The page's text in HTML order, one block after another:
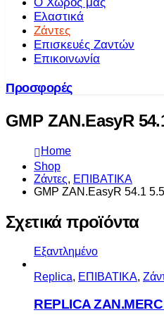
Ελαστικά
Ζάντες
Επισκευές Ζαντών
Επικοινωνία
Προσφορές
GMP ZAN.EasyR
Home
Shop
Ζάντες, ΕΠΙΒΑΤΙΚΑ
GMP ZAN.EasyR 54.1
Σχετικά προϊόντα
Εξαντλημένο
Replica, ΕΠΙΒΑΤΙΚΑ,
REPLICA